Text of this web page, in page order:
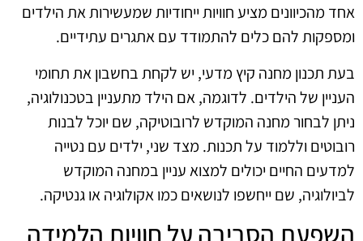
אחד מהכיוונים מציע חוויות ייחודיות שמעשירות את הילדים
ומספקות להם כלים להתמודד עם אתגרים עתידיים.
בעת תכנון מחנה קיץ מדעי, יש לקחת בחשבון את תחומי
העניין של הילדים. לדוגמה, אם הילד מתעניין בטכנולוגיה,
ניתן לבחור מחנה המוקדש לרובוטיקה, שם יוכל לבנות
רובוטים וללמוד על תכנות. מצד שני, ילדים עם נטייה
למדעים החיים יכולים למצוא עניין במחנה המוקדש
לביולוגיה, שם ייחשפו לנושאים כמו אקולוגיה או גנטיקה.
השפעת הסביבה על חוויות הלמידה